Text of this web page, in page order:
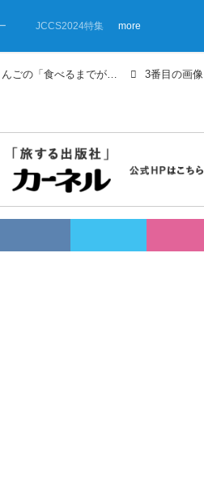
JCCS2024特集 more
【画像ギャラリー】車中泊女子さおりんごの「食べるまでが車中泊★」キャッチ＆スリープ② 北茨城でタチウオ釣り 3番目の画像